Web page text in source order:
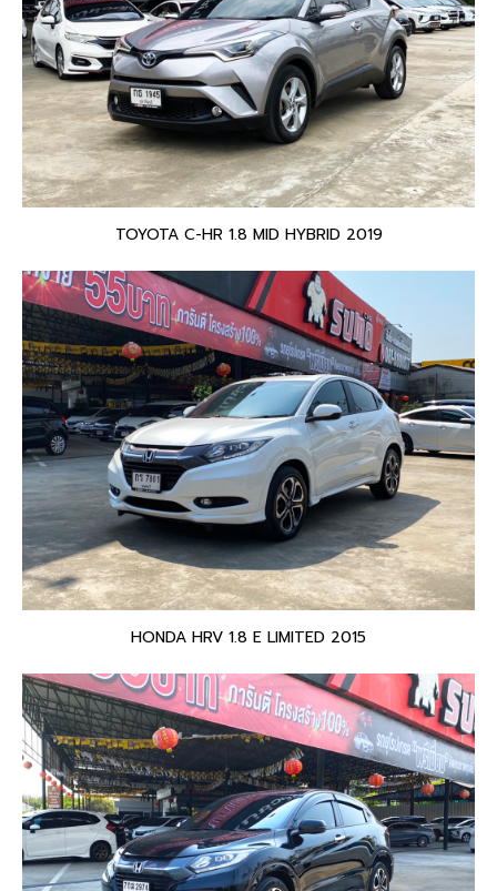
TOYOTA C-HR 1.8 MID HYBRID 2019
HONDA HRV 1.8 E LIMITED 2015